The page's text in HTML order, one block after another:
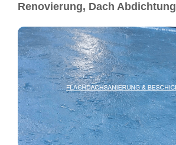
Renovierung, Dach Abdichtung